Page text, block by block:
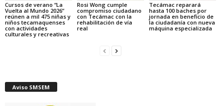
Cursos de verano “La
Vuelta al Mundo 2026”
reúnen a mil 475 niñas y
niños tecamaquenses
con actividades
culturales y recreativas
Rosi Wong cumple
compromiso ciudadano
con Tecámac con la
rehabilitación de vía
real
Tecámac reparará
hasta 100 baches por
jornada en beneficio de
la ciudadanía con nueva
máquina especializada
Aviso SMSEM